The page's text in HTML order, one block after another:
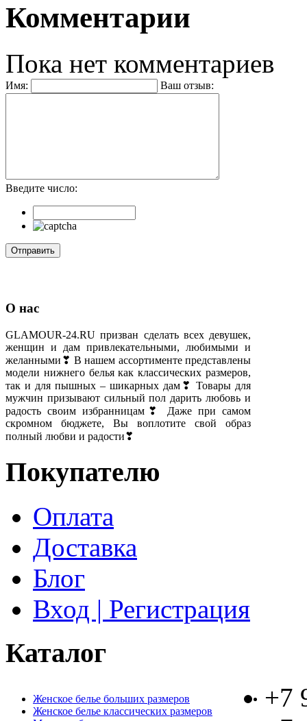
Комментарии
Пока нет комментариев
Имя: Ваш отзыв:
Введите число:
О нас
GLAMOUR-24.RU призван сделать всех девушек,
женщин и дам привлекательными, любимыми и
желанными❣ В нашем ассортименте представлены
модели нижнего белья как классических размеров,
так и для пышных – шикарных дам❣ Товары для
мужчин призывают сильный пол дарить любовь и
радость своим избранницам❣ Даже при самом
скромном бюджете, Вы воплотите свой образ
полный любви и радости❣
Покупателю
Оплата
Доставка
Блог
Вход | Регистрация
Каталог
Женское белье больших размеров
Женское белье классических размеров
+7